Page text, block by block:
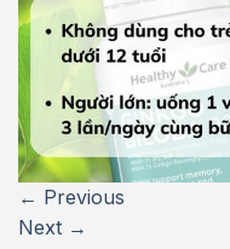
← Previous
Next →